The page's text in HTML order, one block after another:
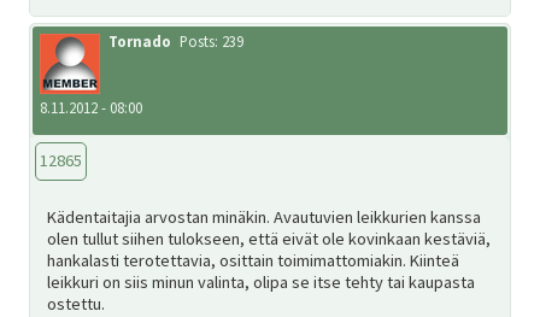
Tornado Posts: 239
8.11.2012 - 08:00
12865
Kädentaitajia arvostan minäkin. Avautuvien leikkurien kanssa
olen tullut siihen tulokseen, että eivät ole kovinkaan kestäviä,
hankalasti terotettavia, osittain toimimattomiakin. Kiinteä
leikkuri on siis minun valinta, olipa se itse tehty tai kaupasta
ostettu.